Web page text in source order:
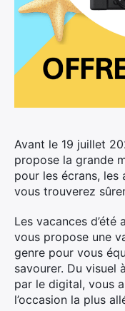
Avant le 19 juillet
propose la grande
pour les écrans, les
vous trouverez
Les vacances
vous propose une
genre pour vous
savourer. Du visuel
par le digital, vous
l’occasion la plus